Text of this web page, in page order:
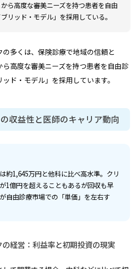
から高度な審美ニーズを持つ患者を自由
リッド・モデル」を採用している。
多くは、保険診療で地域の信頼と
ら高度な審美ニーズを持つ患者を自由診
ド・モデル」を採用しています。
収益性と医師のキャリア動向
約1,645万円と他科に比べ高水準。クリ
1億円を超えることもあるが回収も早
自由診療市場での「単価」を左右す
経営：利益率と初期投資の現実